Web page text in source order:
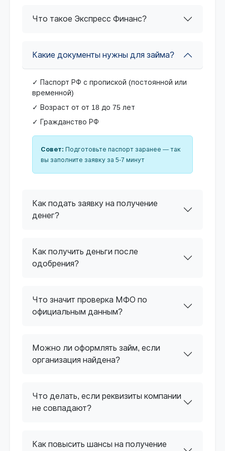
Что такое Экспресс Финанс?
Какие документы нужны для займа?
✓ Паспорт РФ с пропиской (постоянной или
временной)
✓ Возраст от от 18 до 75 лет
✓ Гражданство РФ
Совет: Подготовьте паспорт заранее — так
вы заполните заявку за 5-7 минут
Как подать заявку на получение
денег?
Как получить деньги после
одобрения?
Что значит проверка МФО по
официальным данным?
Можно ли оформлять займ, если
организация найдена?
Что делать, если реквизиты компании
не совпадают?
Как повысить шансы на получение